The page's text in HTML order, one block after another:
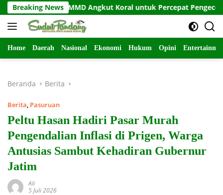
Langsung
ke
konten
Breaking News
TMMD Angkut Koral untuk Percepat Pengecoran Di
Home Daerah Nasional Ekonomi Hukum Opini
Beranda Berita
Berita, Pasuruan
Peltu Hasan Hadiri Pasar Murah
Pengendalian Inflasi di Prigen, Warga
Antusias Sambut Kehadiran Gubernur
Jatim
Ali
5 Juli 2026